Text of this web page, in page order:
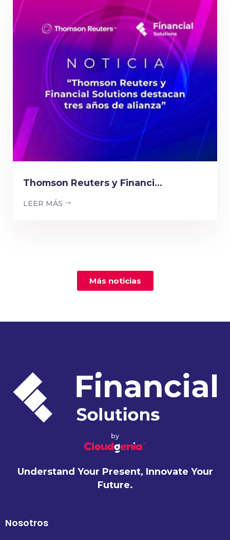
Thomson Reuters y Financi...
LEER MÁS
Más noticias
by
Understand Your Present, Innovate Your
Future.
Nosotros